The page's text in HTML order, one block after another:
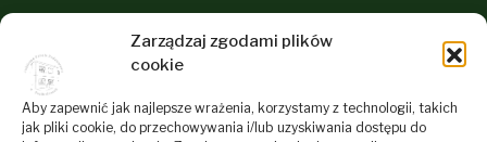
Zarządzaj zgodami plików
cookie
Aby zapewnić jak najlepsze wrażenia, korzystamy z technologii, takich
jak pliki cookie, do przechowywania i/lub uzyskiwania dostępu do
Informacje dla odwiedzających
naszą stronę
RODO
Deklaracja dostępności